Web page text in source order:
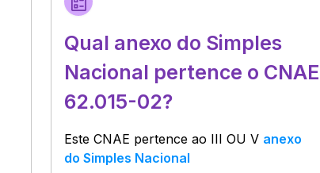
Qual anexo do Simples
Nacional pertence o CNAE
62.015-02?
Este CNAE pertence ao III OU V anexo
do Simples Nacional